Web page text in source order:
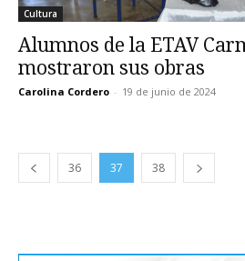
Cultura
Alumnos de la ETAV
mostraron sus obras
Carolina Cordero - 19 de junio de 2024
36 37 38